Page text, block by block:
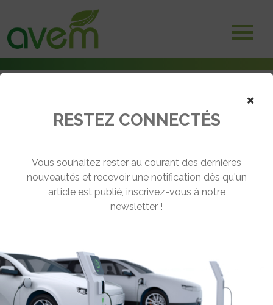
Voitures hybrides – Toyota franchit le cap des 6 millions d’unités
← Revenir aux actualités
VOITURES HYBRIDES – TOYOTA
FRANCHIT LE CAP DES 6 MILLIONS
D’UNITÉS VENDUES
×
RESTEZ CONNECTÉS
Vous souhaitez rester au courant des dernières
nouveautés et recevoir une notification dès qu'un
article est publié, inscrivez-vous à notre
newsletter !